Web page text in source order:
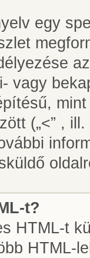
egy
vagy
(„<” ,
t?
HTML-t
HTML-